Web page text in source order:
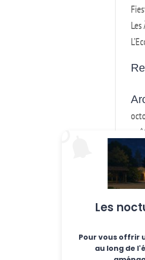
Les
Pour vous offrir
au long de